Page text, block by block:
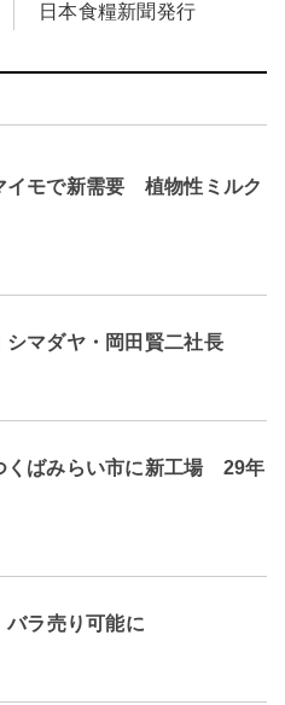
日本食糧新聞発行
イモで新需要 植物性ミルク
シマダヤ・岡田賢二社長
くばみらい市に新工場 29年
バラ売り可能に